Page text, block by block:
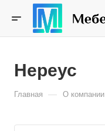
Нереус
Главная — О компании